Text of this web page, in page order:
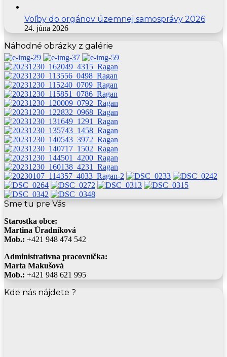
Voľby do orgánov územnej samosprávy 2026
24. júna 2026
Náhodné obrázky z galérie
Sme tu pre Vás
Starostka obce:
Martina Úradníková
Mob.: +421 948 474 542
Administratívna pracovníčka:
Marta Makušová
Mob.: +421 948 621 995
Kde nás nájdete ?